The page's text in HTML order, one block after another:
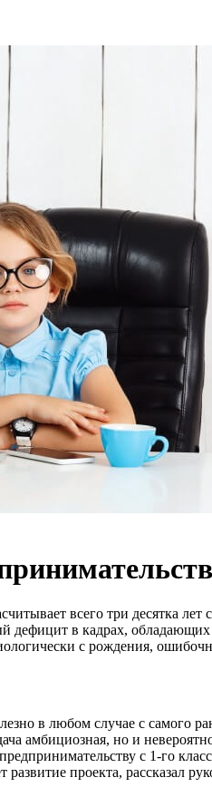
всего три десятка
дефицит в кадрах,
с рождения,
в любом случае с самого
амбициозная, но и
с 1-го
проекта, рассказал